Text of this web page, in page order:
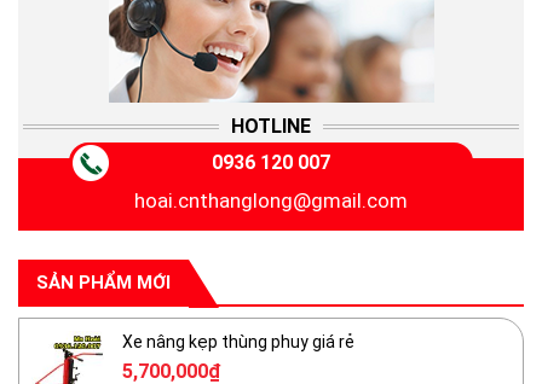
HOTLINE
0936 120 007
hoai.cnthanglong@gmail.com
SẢN PHẨM MỚI
Xe nâng kẹp thùng phuy giá rẻ
5,700,000₫